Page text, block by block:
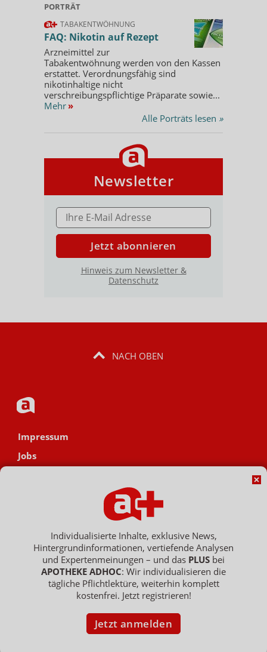
PORTRÄT
TABAKENTWÖHNUNG
FAQ: Nikotin auf Rezept
Arzneimittel zur
Tabakentwöhnung werden von den Kassen
erstattet. Verordnungsfähig sind
nikotinhaltige nicht
verschreibungspflichtige Präparate sowie...
Mehr »
Alle Porträts lesen »
Newsletter
E-MAIL ADRESSE
Jetzt abonnieren
Hinweis zum Newsletter &
Datenschutz
NACH OBEN
Impressum
Jobs
Hinweisgebersystem
Vertrag widerrufen
Copyright © 2007 - 2026 , APOTHEKE ADHOC ist ein Dienst der ELPATO
Geschäftsführer: Patrick Hollstein, Thomas Bellartz / Amtsgericht Berlin
Charlottenburg / HRB 204 379 B
Individualisierte Inhalte, exklusive News,
Hintergrundinformationen, vertiefende Analysen
und Expertenmeinungen – und das PLUS bei
APOTHEKE ADHOC: Wir individualisieren die
tägliche Pflichtlektüre, weiterhin komplett
kostenfrei. Jetzt registrieren!
Jetzt anmelden